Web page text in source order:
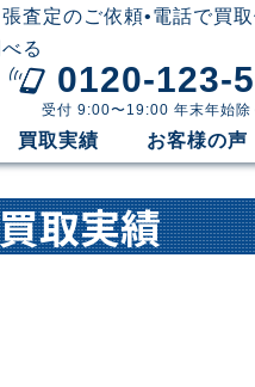
査定のご依頼•電話で買
る
0120-123-
受付 9:00〜19:00 年末年始除
買取実績 お客様の声
取実績